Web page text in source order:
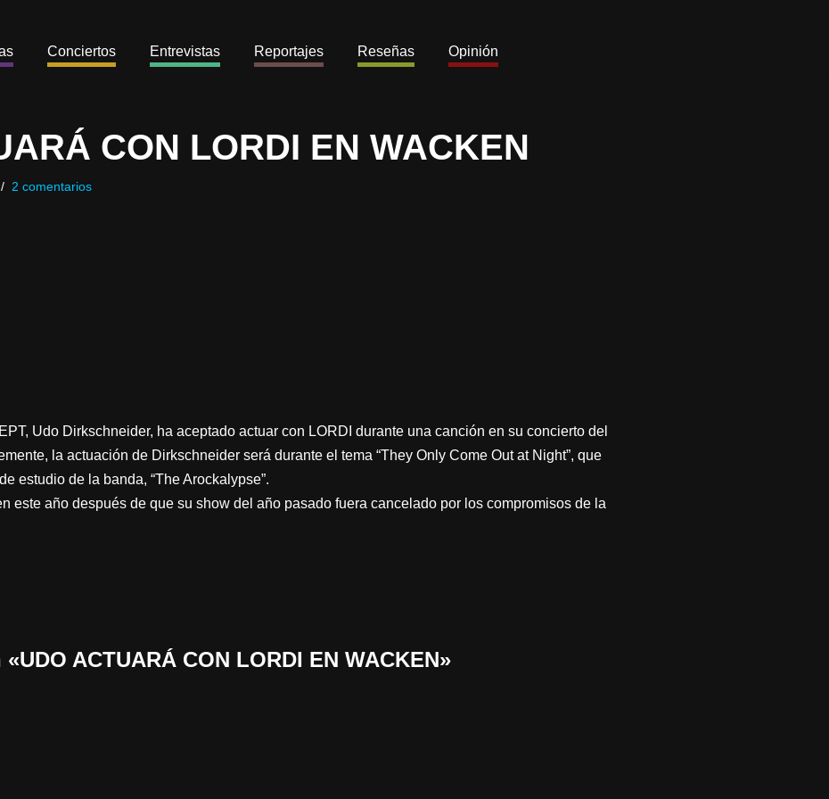
Conciertos Entrevistas Reportajes Reseñas Opinión
CON LORDI EN WACKEN
2 comentarios
Udo Dirkschneider, ha aceptado actuar con LORDI durante una canción en su concierto del
la actuación de Dirkschneider será durante el tema “They Only Come Out at Night”, que
estudio de la banda, “The Arockalypse”.
este año después de que su show del año pasado fuera cancelado por los compromisos de la
ACTUARÁ CON LORDI EN WACKEN»